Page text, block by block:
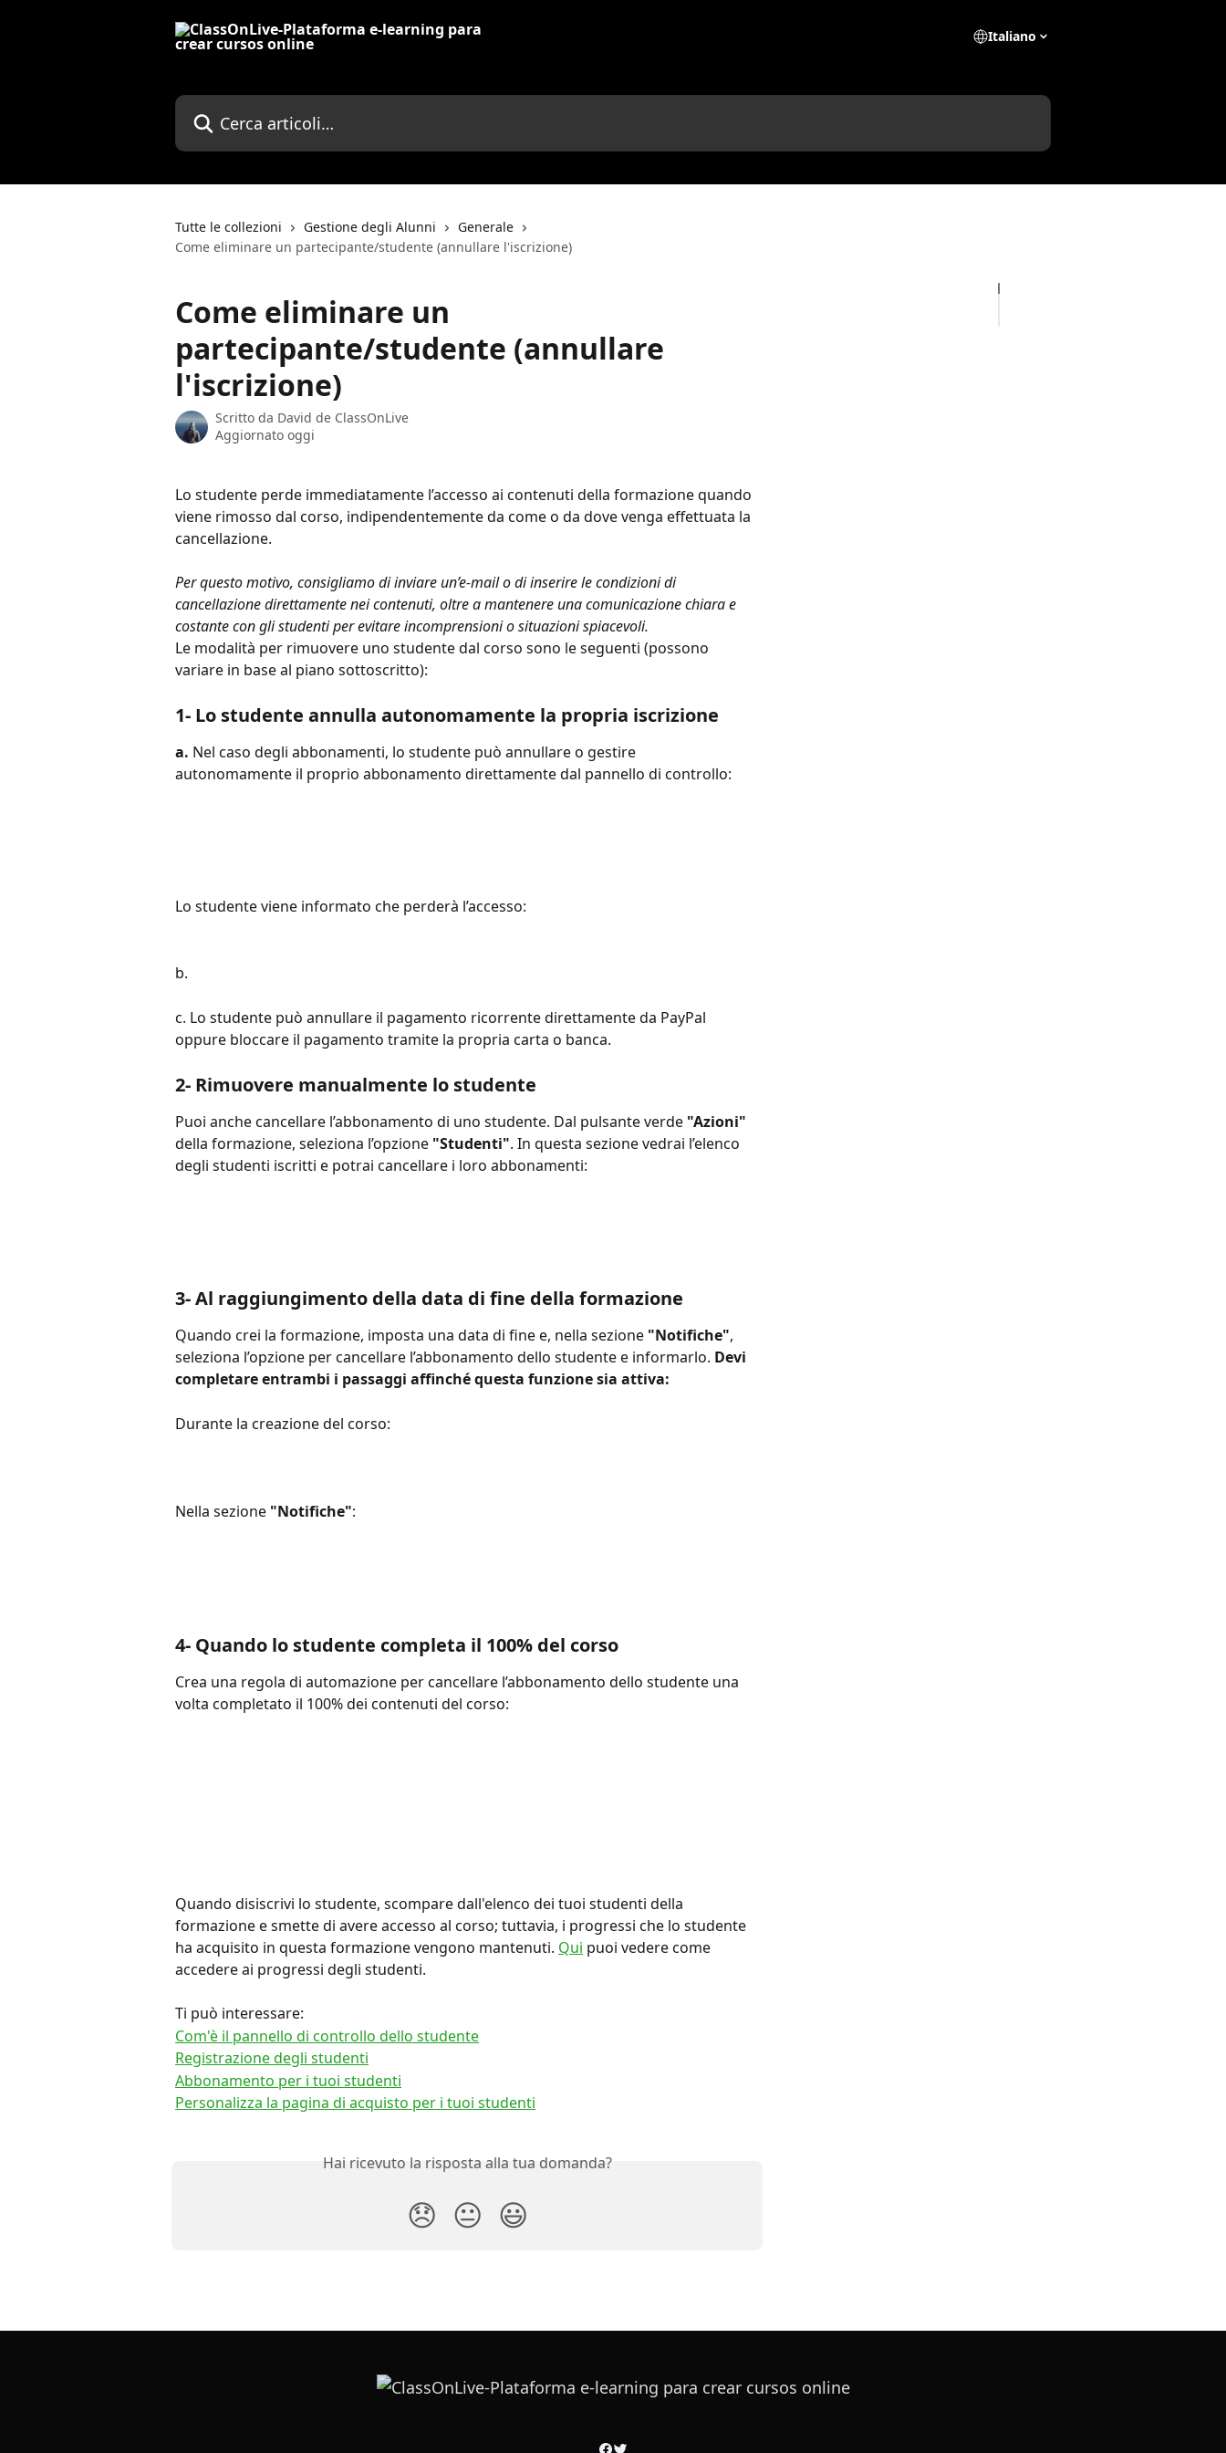
Italiano
Cerca articoli…
Tutte le collezioni Gestione degli Alunni
Generale
Come eliminare un partecipante/studente (annullare l'iscrizione)
Come eliminare un
partecipante/studente (annullare
l'iscrizione)
Scritto da David de ClassOnLive
Aggiornato oggi
Lo studente perde immediatamente l’accesso ai contenuti della formazione quando
viene rimosso dal corso, indipendentemente da come o da dove venga effettuata la
cancellazione.
Per questo motivo, consigliamo di inviare un’e-mail o di inserire le condizioni di
cancellazione direttamente nei contenuti, oltre a mantenere una comunicazione chiara e
costante con gli studenti per evitare incomprensioni o situazioni spiacevoli.
Le modalità per rimuovere uno studente dal corso sono le seguenti (possono
variare in base al piano sottoscritto):
1- Lo studente annulla autonomamente la propria iscrizione
a. Nel caso degli abbonamenti, lo studente può annullare o gestire
autonomamente il proprio abbonamento direttamente dal pannello di controllo:
Lo studente viene informato che perderà l’accesso:
b.
c. Lo studente può annullare il pagamento ricorrente direttamente da PayPal
oppure bloccare il pagamento tramite la propria carta o banca.
2- Rimuovere manualmente lo studente
Puoi anche cancellare l’abbonamento di uno studente. Dal pulsante verde "Azioni"
della formazione, seleziona l’opzione "Studenti". In questa sezione vedrai l’elenco
degli studenti iscritti e potrai cancellare i loro abbonamenti:
3- Al raggiungimento della data di fine della formazione
Quando crei la formazione, imposta una data di fine e, nella sezione "Notifiche",
seleziona l’opzione per cancellare l’abbonamento dello studente e informarlo. Devi
completare entrambi i passaggi affinché questa funzione sia attiva:
Durante la creazione del corso:
Nella sezione "Notifiche":
4- Quando lo studente completa il 100% del corso
Crea una regola di automazione per cancellare l’abbonamento dello studente una
volta completato il 100% dei contenuti del corso:
Quando disiscrivi lo studente, scompare dall'elenco dei tuoi studenti della
formazione e smette di avere accesso al corso; tuttavia, i progressi che lo studente
ha acquisito in questa formazione vengono mantenuti. Qui puoi vedere come
accedere ai progressi degli studenti.
Ti può interessare:
Com'è il pannello di controllo dello studente
Registrazione degli studenti
Abbonamento per i tuoi studenti
Personalizza la pagina di acquisto per i tuoi studenti
Hai ricevuto la risposta alla tua domanda?
😞 😐 😃